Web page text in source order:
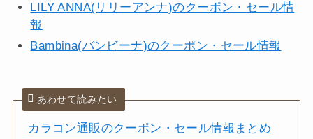
LILY ANNA(リリーアンナ)のクーポン・セール情
報
Bambina(バンビーナ)のクーポン・セール情報
あわせて読みたい
カラコン通販のクーポン・セール情報まとめ